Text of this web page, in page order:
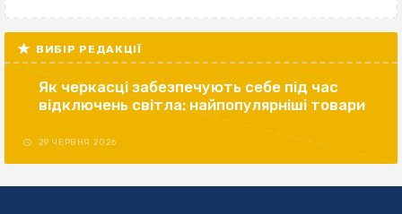
ВИБІР РЕДАКЦІЇ
Як черкасці забезпечують себе під час
відключень світла: найпопулярніші товари
29 ЧЕРВНЯ 2026